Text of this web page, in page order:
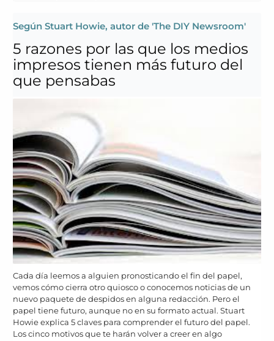
Según Stuart Howie, autor de 'The DIY Newsroom'
5 razones por las que los medios
impresos tienen más futuro del
que pensabas
Cada día leemos a alguien pronosticando el fin del papel,
vemos cómo cierra otro quiosco o conocemos noticias de un
nuevo paquete de despidos en alguna redacción. Pero el
papel tiene futuro, aunque no en su formato actual. Stuart
Howie explica 5 claves para comprender el futuro del papel.
Los cinco motivos que te harán volver a creer en algo